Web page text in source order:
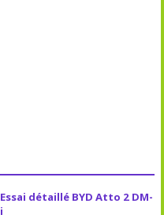
Essai détaillé BYD Atto 2 DM-
i